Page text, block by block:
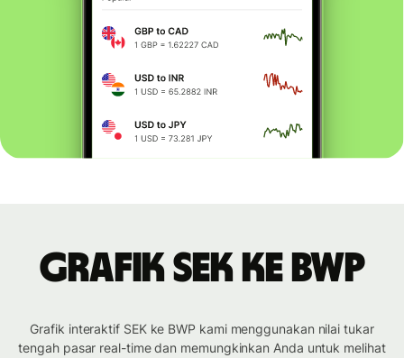
Grafik SEK ke BWP
Grafik interaktif SEK ke BWP kami menggunakan nilai tukar
tengah pasar real-time dan memungkinkan Anda untuk melihat